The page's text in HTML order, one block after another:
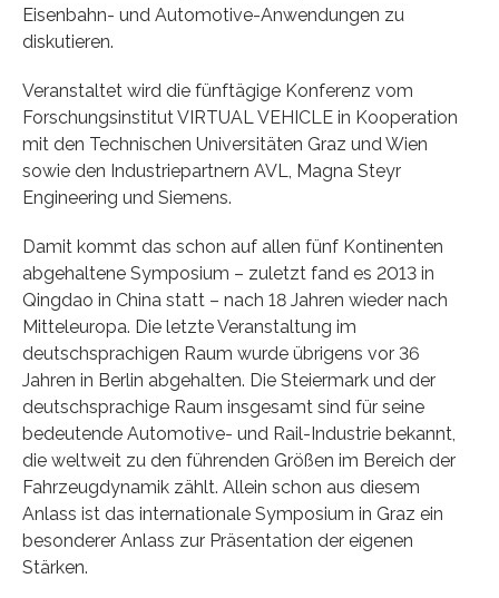
Eisenbahn- und Automotive-Anwendungen zu
diskutieren.
Veranstaltet wird die fünftägige Konferenz vom
Forschungsinstitut VIRTUAL VEHICLE in Kooperation
mit den Technischen Universitäten Graz und Wien
sowie den Industriepartnern AVL, Magna Steyr
Engineering und Siemens.
Damit kommt das schon auf allen fünf Kontinenten
abgehaltene Symposium – zuletzt fand es 2013 in
Qingdao in China statt – nach 18 Jahren wieder nach
Mitteleuropa. Die letzte Veranstaltung im
deutschsprachigen Raum wurde übrigens vor 36
Jahren in Berlin abgehalten. Die Steiermark und der
deutschsprachige Raum insgesamt sind für seine
bedeutende Automotive- und Rail-Industrie bekannt,
die weltweit zu den führenden Größen im Bereich der
Fahrzeugdynamik zählt. Allein schon aus diesem
Anlass ist das internationale Symposium in Graz ein
besonderer Anlass zur Präsentation der eigenen
Stärken.